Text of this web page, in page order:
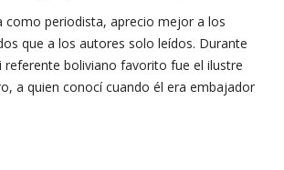
como periodista, aprecio mejor a los
que a los autores solo leídos. Durante
boliviano favorito fue el ilustre
a quien conocí cuando él era embajador